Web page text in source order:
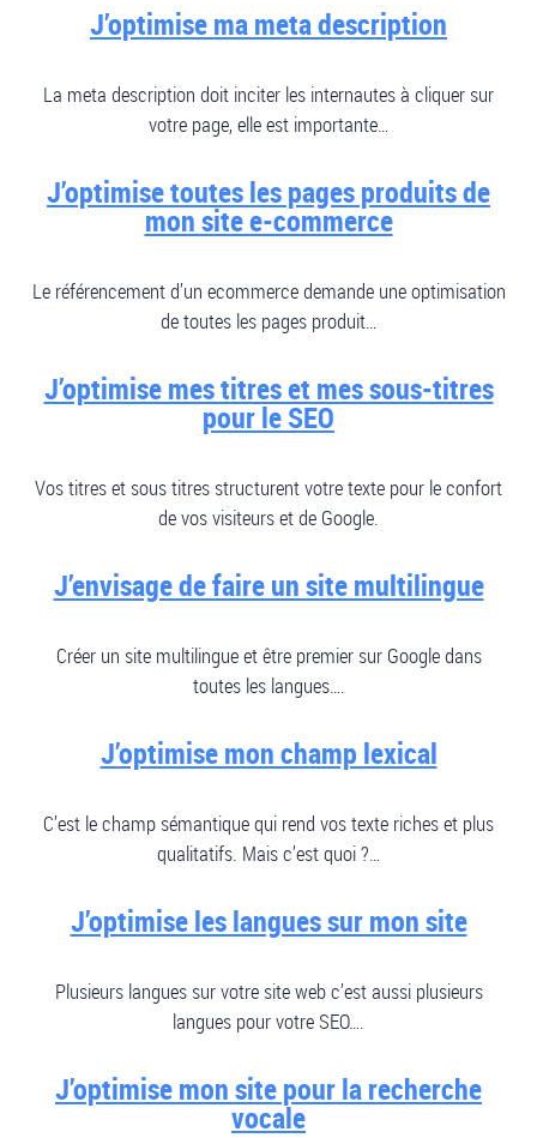
J’optimise ma meta description
La meta description doit inciter les internautes à cliquer sur
votre page, elle est importante…
J’optimise toutes les pages produits de
mon site e-commerce
Le référencement d’un ecommerce demande une optimisation
de toutes les pages produit…
J’optimise mes titres et mes sous-titres
pour le SEO
Vos titres et sous titres structurent votre texte pour le confort
de vos visiteurs et de Google.
J’envisage de faire un site multilingue
Créer un site multilingue et être premier sur Google dans
toutes les langues….
J’optimise mon champ lexical
C’est le champ sémantique qui rend vos texte riches et plus
qualitatifs. Mais c’est quoi ?…
J’optimise les langues sur mon site
Plusieurs langues sur votre site web c’est aussi plusieurs
langues pour votre SEO….
J’optimise mon site pour la recherche
vocale